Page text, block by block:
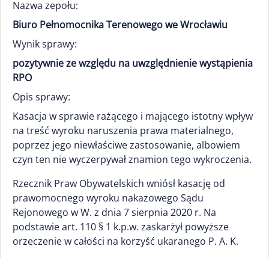
Nazwa zepołu:
Biuro Pełnomocnika Terenowego we Wrocławiu
Wynik sprawy:
pozytywnie ze względu na uwzględnienie wystąpienia
RPO
Opis sprawy:
Kasacja w sprawie rażącego i mającego istotny wpływ
na treść wyroku naruszenia prawa materialnego,
poprzez jego niewłaściwe zastosowanie, albowiem
czyn ten nie wyczerpywał znamion tego wykroczenia.
Rzecznik Praw Obywatelskich wniósł kasację od
prawomocnego wyroku nakazowego Sądu
Rejonowego w W. z dnia 7 sierpnia 2020 r. Na
podstawie art. 110 § 1 k.p.w. zaskarżył powyższe
orzeczenie w całości na korzyść ukaranego P. A. K.